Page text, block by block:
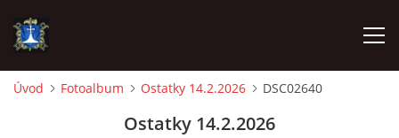
Úvod Fotoalbum Ostatky 14.2.2026 DSC02640
Ostatky 14.2.2026